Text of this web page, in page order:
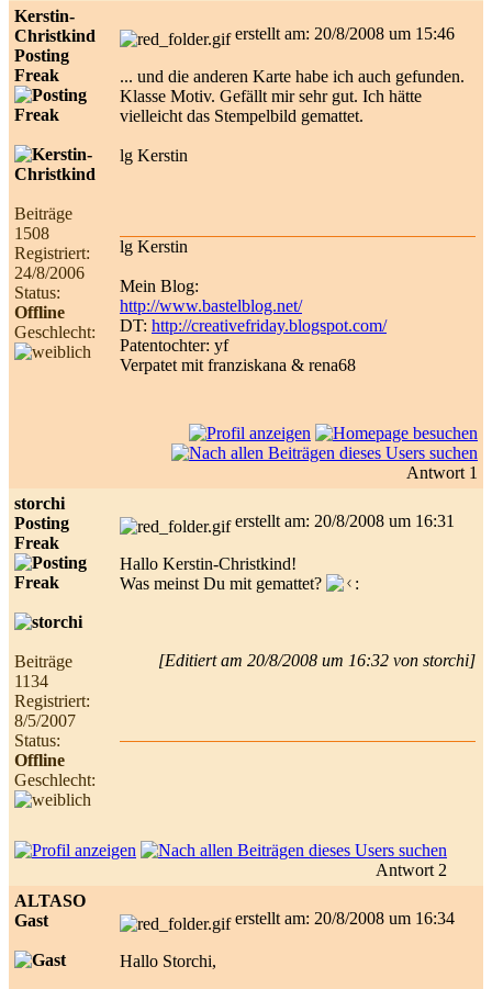
Kerstin-
Christkind
Posting
Freak
Beiträge
1508
Registriert:
24/8/2006
Status:
Offline
Geschlecht:
erstellt am: 20/8/2008 um 15:46
... und die anderen Karte habe ich auch gefunden.
Klasse Motiv. Gefällt mir sehr gut. Ich hätte
vielleicht das Stempelbild gemattet.
lg Kerstin
lg Kerstin
Mein Blog:
http://www.bastelblog.net/
DT: http://creativefriday.blogspot.com/
Patentochter: yf
Verpatet mit franziskana & rena68
Antwort 1
storchi
Posting
Freak
Beiträge
1134
Registriert:
8/5/2007
Status:
Offline
Geschlecht:
erstellt am: 20/8/2008 um 16:31
Hallo Kerstin-Christkind!
Was meinst Du mit gemattet?
[Editiert am 20/8/2008 um 16:32 von storchi]
Antwort 2
ALTASO
Gast
erstellt am: 20/8/2008 um 16:34
Hallo Storchi,